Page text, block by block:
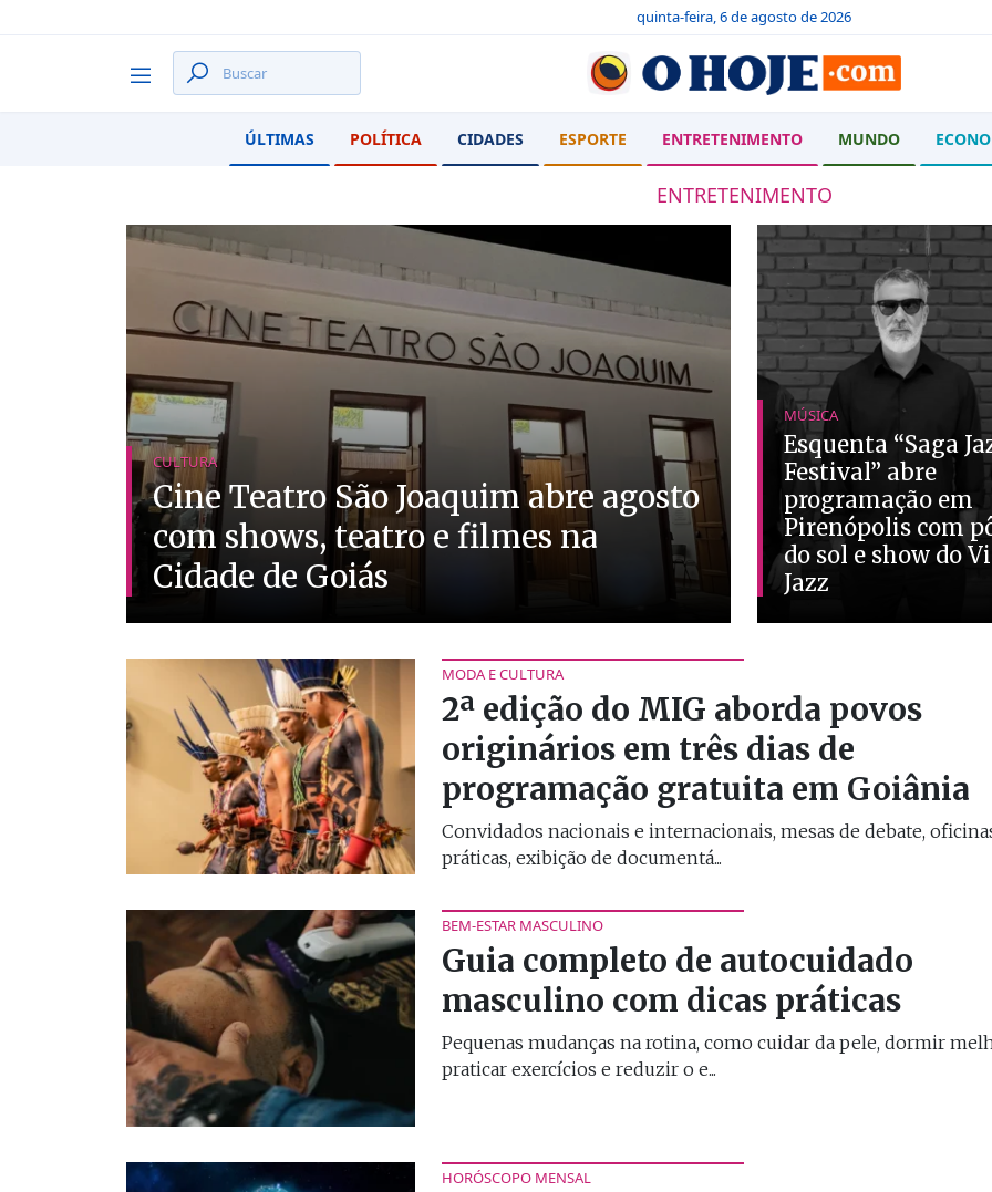
quinta-feira, 6 de agosto de 2026
ÚLTIMAS POLÍTICA CIDADES ESPORTE ENTRETENIMENTO MUNDO
ENTRETENIMENTO
CULTURA
Cine Teatro São Joaquim abre agosto
com shows, teatro e filmes na
Cidade de Goiás
MÚSICA
Esquenta “Saga
Festival” abre
programação em
Pirenópolis com
do sol e show do
Jazz
MODA E CULTURA
2ª edição do MIG aborda povos
originários em três dias de
programação gratuita em Goiânia
Convidados nacionais e internacionais, mesas de debate,
práticas, exibição de documentá...
BEM-ESTAR MASCULINO
Guia completo de autocuidado
masculino com dicas práticas
Pequenas mudanças na rotina, como cuidar da pele, dormir
praticar exercícios e reduzir o e...
HORÓSCOPO MENSAL